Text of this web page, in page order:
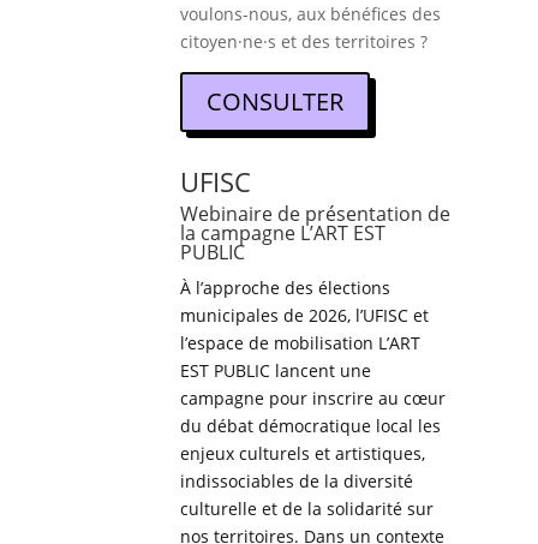
voulons-nous, aux bénéfices des
citoyen·ne·s et des territoires ?
CONSULTER
UFISC
Webinaire de présentation de
la campagne L’ART EST
PUBLIC
À l’approche des élections
municipales de 2026, l’UFISC et
l’espace de mobilisation L’ART
EST PUBLIC lancent une
campagne pour inscrire au cœur
du débat démocratique local les
enjeux culturels et artistiques,
indissociables de la diversité
culturelle et de la solidarité sur
nos territoires. Dans un contexte